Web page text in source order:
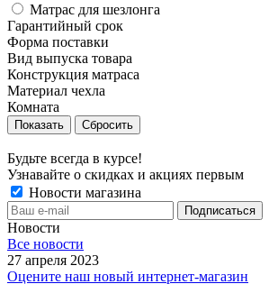
Матрас для шезлонга
Гарантийный срок
Форма поставки
Вид выпуска товара
Конструкция матраса
Материал чехла
Комната
Сбросить
Будьте всегда в курсе!
Узнавайте о скидках и акциях первым
Новости магазина
Новости
Все новости
27 апреля 2023
Оцените наш новый интернет-магазин